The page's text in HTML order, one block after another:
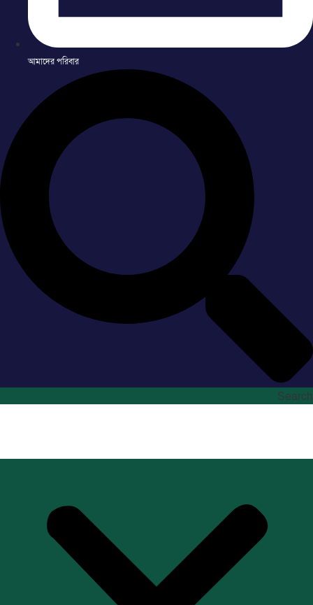
আমাদের পরিবার
Search